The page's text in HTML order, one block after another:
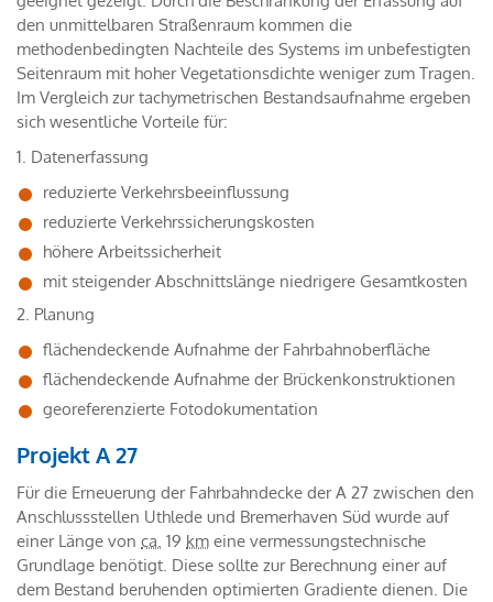
den unmittelbaren Straßenraum kommen die
methodenbedingten Nachteile des Systems im unbefestigten
Seitenraum mit hoher Vegetationsdichte weniger zum Tragen.
Im Vergleich zur tachymetrischen Bestandsaufnahme ergeben
sich wesentliche Vorteile für:
1. Datenerfassung
reduzierte Verkehrsbeeinflussung
reduzierte Verkehrssicherungskosten
höhere Arbeitssicherheit
mit steigender Abschnittslänge niedrigere Gesamtkosten
2. Planung
flächendeckende Aufnahme der Fahrbahnoberfläche
flächendeckende Aufnahme der Brückenkonstruktionen
georeferenzierte Fotodokumentation
Projekt A 27
Für die Erneuerung der Fahrbahndecke der A 27 zwischen den
Anschlussstellen Uthlede und Bremerhaven Süd wurde auf
einer Länge von ca. 19 km eine vermessungstechnische
Grundlage benötigt. Diese sollte zur Berechnung einer auf
dem Bestand beruhenden optimierten Gradiente dienen. Die